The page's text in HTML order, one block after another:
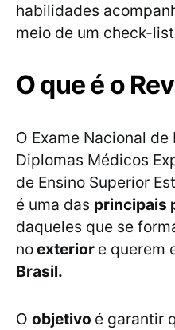
habilidades
meio de um check-
O que é o
O Exame Nacional
Diplomas Médicos
de Ensino Superior
é uma das principais
daqueles que se
noexterior e querem
Brasil.
O objetivo é garantir